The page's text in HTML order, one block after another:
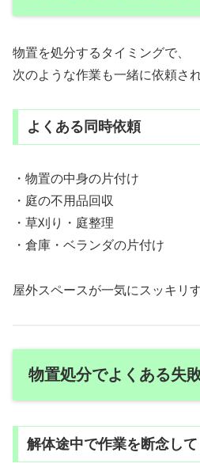
物置を処分するタイミングで、
次のような作業も一緒に依頼さ
よくある同時依頼
・物置の中身の片付け
・庭の不用品回収
・草刈り・庭整理
・倉庫・ベランダの片付け
屋外スペースが一気にスッキリ
物置処分でよくある失
解体途中で作業を断念して